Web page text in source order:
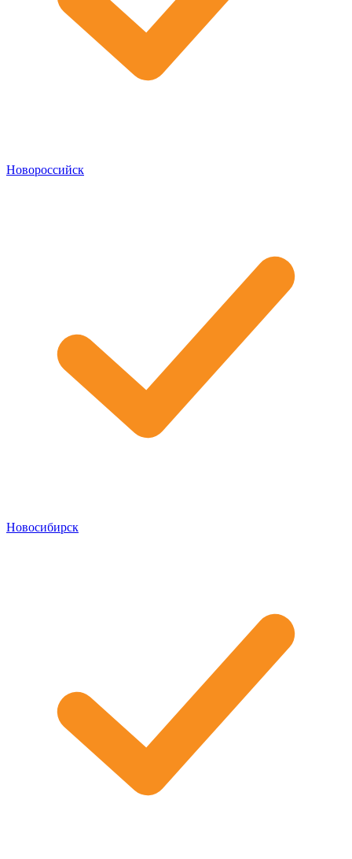
Новороссийск
Новосибирск